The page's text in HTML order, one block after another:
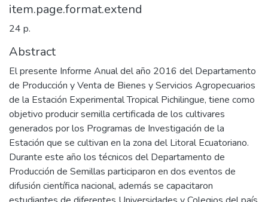
item.page.format.extend
24 p.
Abstract
El presente Informe Anual del año 2016 del Departamento
de Producción y Venta de Bienes y Servicios Agropecuarios
de la Estación Experimental Tropical Pichilingue, tiene como
objetivo producir semilla certificada de los cultivares
generados por los Programas de Investigación de la
Estación que se cultivan en la zona del Litoral Ecuatoriano.
Durante este año los técnicos del Departamento de
Producción de Semillas participaron en dos eventos de
difusión científica nacional, además se capacitaron